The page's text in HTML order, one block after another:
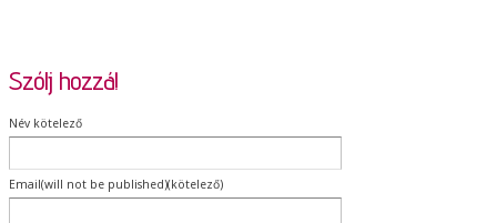
Szólj hozzá!
Név kötelező
Email(will not be published)(kötelező)